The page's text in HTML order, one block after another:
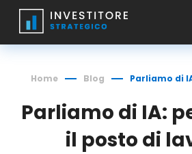
Home Blog
Parliamo di IA:
il posto di